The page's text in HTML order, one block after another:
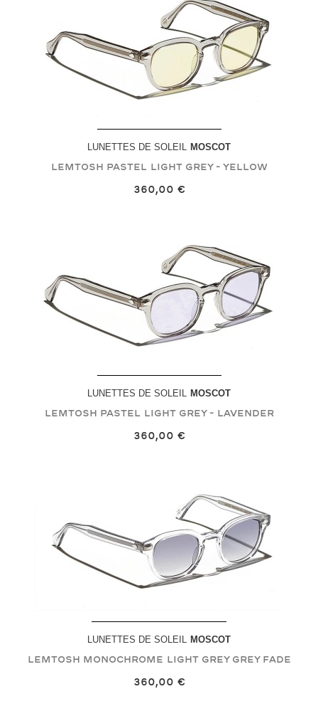
LUNETTES DE SOLEIL MOSCOT
LEMTOSH PASTEL Light Grey - Yellow
360,00 €
LUNETTES DE SOLEIL MOSCOT
LEMTOSH PASTEL Light Grey - Lavender
360,00 €
LUNETTES DE SOLEIL MOSCOT
LEMTOSH MONOCHROME Light Grey Grey Fade
360,00 €